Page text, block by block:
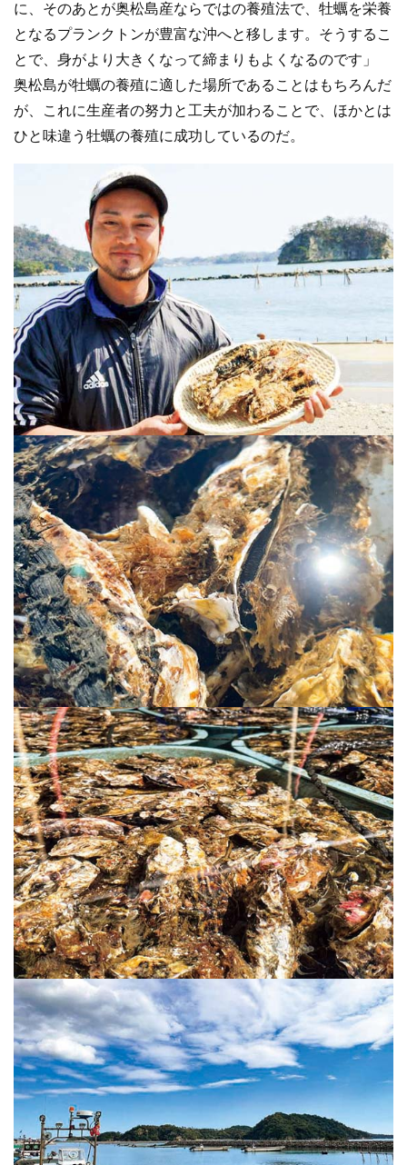
に、そのあとが奥松島産ならではの養殖法で、牡蠣を栄養
となるプランクトンが豊富な沖へと移します。そうするこ
とで、身がより大きくなって締まりもよくなるのです」
奥松島が牡蠣の養殖に適した場所であることはもちろんだ
が、これに生産者の努力と工夫が加わることで、ほかとは
ひと味違う牡蠣の養殖に成功しているのだ。